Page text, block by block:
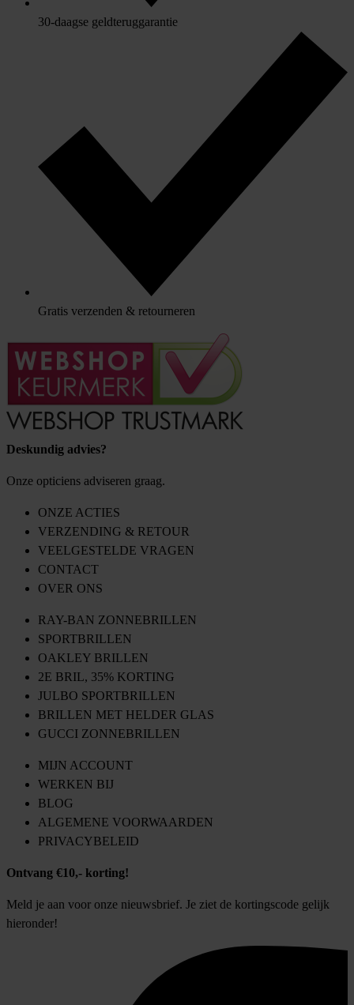
30-daagse geldteruggarantie
Gratis verzenden & retourneren
Deskundig advies?
Onze opticiens adviseren graag.
ONZE ACTIES
VERZENDING & RETOUR
VEELGESTELDE VRAGEN
CONTACT
OVER ONS
RAY-BAN ZONNEBRILLEN
SPORTBRILLEN
OAKLEY BRILLEN
2E BRIL, 35% KORTING
JULBO SPORTBRILLEN
BRILLEN MET HELDER GLAS
GUCCI ZONNEBRILLEN
MIJN ACCOUNT
WERKEN BIJ
BLOG
ALGEMENE VOORWAARDEN
PRIVACYBELEID
Ontvang €10,- korting!
Meld je aan voor onze nieuwsbrief. Je ziet de kortingscode gelijk
hieronder!